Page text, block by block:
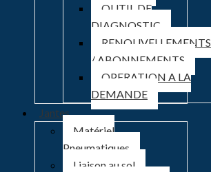
OUTIL DE
DIAGNOSTIC
RENOUVELLEMENTS
/ ABONNEMENTS
OPERATION A LA
DEMANDE
Jantes
Matériel
Pneumatiques
Liaison au sol